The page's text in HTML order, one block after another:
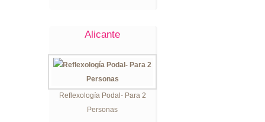
Alicante
Reflexología Podal- Para 2
Personas